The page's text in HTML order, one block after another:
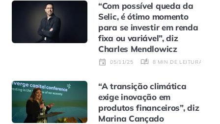
“Com possível queda da
Selic, é ótimo momento
para se investir em renda
fixa ou variável”, diz
Charles Mendlowicz
05/11/25 8 MIN DE LEITURA
“A transição climática
exige inovação em
produtos financeiros”, diz
Marina Cançado